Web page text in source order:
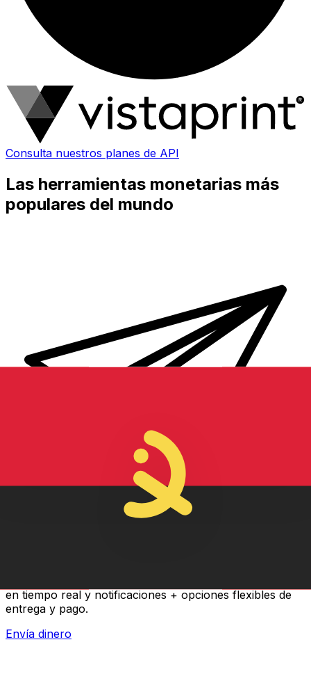
Consulta nuestros planes de API
Las herramientas monetarias más
populares del mundo
en tiempo real y notificaciones + opciones flexibles de
entrega y pago.
Envía dinero